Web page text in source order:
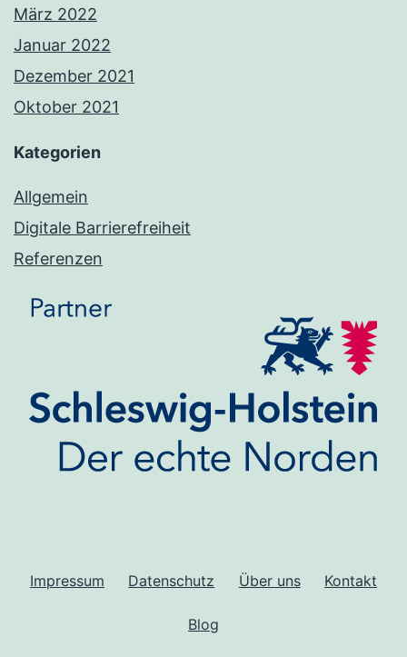
März 2022
Januar 2022
Dezember 2021
Oktober 2021
Kategorien
Allgemein
Digitale Barrierefreiheit
Referenzen
Impressum Datenschutz Über uns Kontakt
Blog